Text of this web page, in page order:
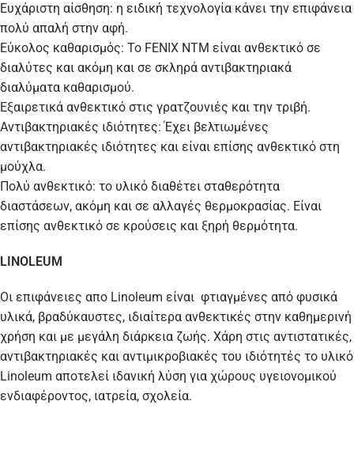
Ευχάριστη αίσθηση: η ειδική τεχνολογία κάνει την επιφάνεια
πολύ απαλή στην αφή.
Εύκολος καθαρισμός: Το FENIX NTM είναι ανθεκτικό σε
διαλύτες και ακόμη και σε σκληρά αντιβακτηριακά
διαλύματα καθαρισμού.
Εξαιρετικά ανθεκτικό στις γρατζουνιές και την τριβή.
Aντιβακτηριακές ιδιότητες: Έχει βελτιωμένες
αντιβακτηριακές ιδιότητες και είναι επίσης ανθεκτικό στη
μούχλα.
Πολύ ανθεκτικό: το υλικό διαθέτει σταθερότητα
διαστάσεων, ακόμη και σε αλλαγές θερμοκρασίας. Είναι
επίσης ανθεκτικό σε κρούσεις και ξηρή θερμότητα.
LINOLEUM
Οι επιφάνειες απο Linoleum είναι φτιαγμένες από φυσικά
υλικά, βραδύκαυστες, ιδιαίτερα ανθεκτικές στην καθημερινή
χρήση και με μεγάλη διάρκεια ζωής. Χάρη στις αντιστατικές,
αντιβακτηριακές και αντιμικροβιακές του ιδιότητές το υλικό
Linoleum αποτελεί ιδανική λύση για χώρους υγειονομικού
ενδιαφέροντος, ιατρεία, σχολεία.